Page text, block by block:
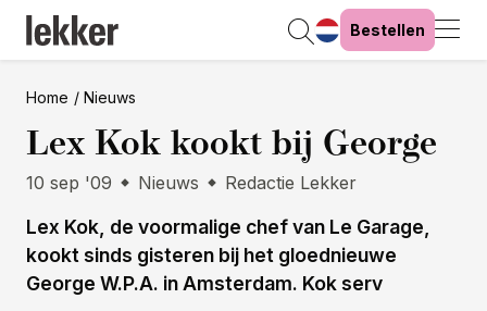
Bestellen
Home Nieuws
Lex Kok kookt bij George
10 sep '09 Nieuws Redactie Lekker
Lex Kok, de voormalige chef van Le Garage,
kookt sinds gisteren bij het gloednieuwe
George W.P.A. in Amsterdam. Kok serv